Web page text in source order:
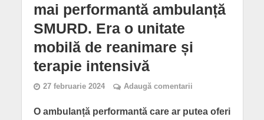
mai performantă ambulanță
SMURD. Era o unitate
mobilă de reanimare și
terapie intensivă
27 februarie 2024 Adaugă comentarii
O ambulanță performantă care ar putea oferi